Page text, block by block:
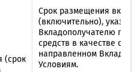
(срок
Срок размещения
(включительно),
Вкладополучателю
средств в качестве
направленном
Условиям.